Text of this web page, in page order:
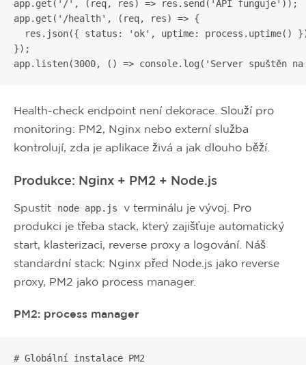
app.get('/', (req, res) => res.send('API funguje'));
app.get('/health', (req, res) => {
res.json({ status: 'ok', uptime: process.uptime()
});
app.listen(3000, () => console.log('Server spuštěn
Health-check endpoint není dekorace. Slouží pro
monitoring: PM2, Nginx nebo externí služba
kontrolují, zda je aplikace živá a jak dlouho běží.
Produkce: Nginx + PM2 + Node.js
Spustit node app.js
v terminálu je vývoj. Pro
produkci je třeba stack, který zajišťuje automatický
start, klasterizaci, reverse proxy a logování. Náš
standardní stack: Nginx před Node.js jako reverse
proxy, PM2 jako process manager.
PM2: process manager
# Globální instalace PM2